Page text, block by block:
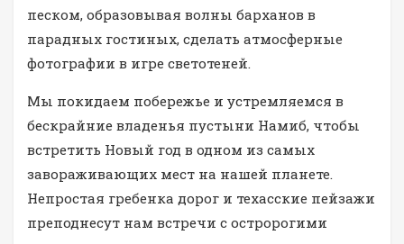
песком, образовывая волны барханов в
парадных гостиных, сделать атмосферные
фотографии в игре светотеней.
Мы покидаем побережье и устремляемся в
бескрайние владенья пустыни Намиб, чтобы
встретить Новый год в одном из самых
завораживающих мест на нашей планете.
Непростая гребенка дорог и техасские пейзажи
преподнесут нам встречи с остророгими